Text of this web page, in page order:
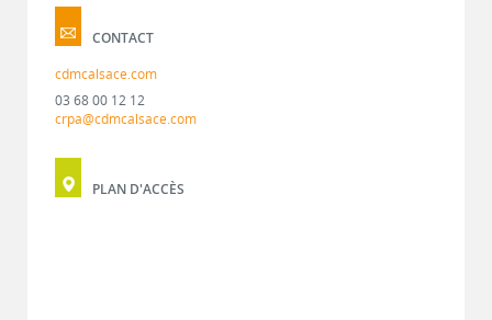
CONTACT
cdmcalsace.com
03 68 00 12 12
crpa@cdmcalsace.com
PLAN D'ACCÈS